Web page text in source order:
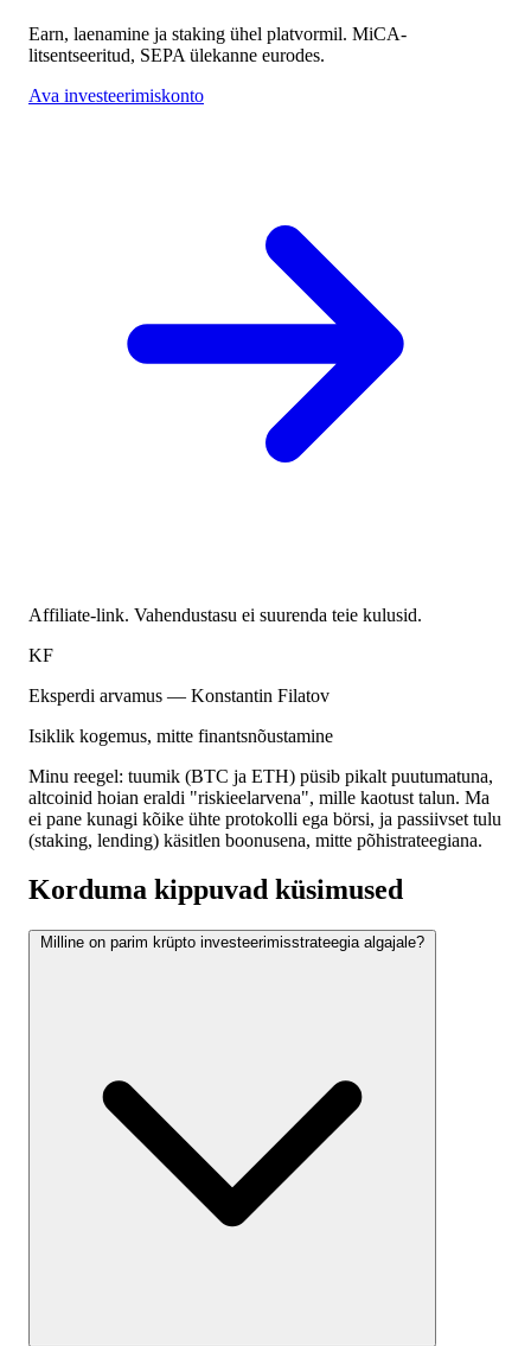
Earn, laenamine ja staking ühel platvormil. MiCA-
litsentseeritud, SEPA ülekanne eurodes.
Ava investeerimiskonto
Affiliate-link. Vahendustasu ei suurenda teie kulusid.
KF
Eksperdi arvamus — Konstantin Filatov
Isiklik kogemus, mitte finantsnõustamine
Minu reegel: tuumik (BTC ja ETH) püsib pikalt puutumatuna,
altcoinid hoian eraldi "riskieelarvena", mille kaotust talun. Ma
ei pane kunagi kõike ühte protokolli ega börsi, ja passiivset tulu
(staking, lending) käsitlen boonusena, mitte põhistrateegiana.
Korduma kippuvad küsimused
Milline on parim krüpto investeerimisstrateegia algajale?